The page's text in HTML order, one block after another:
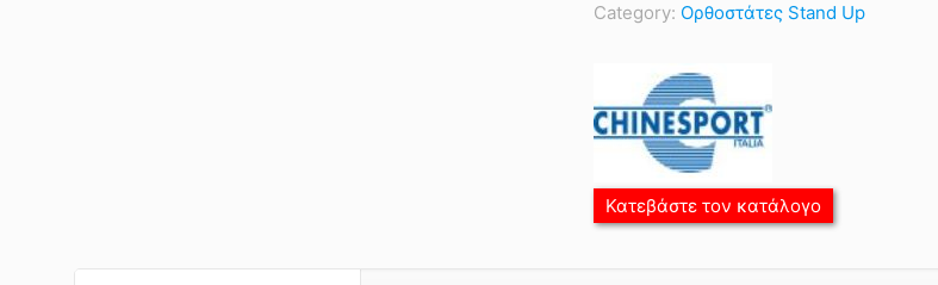
Category: Ορθοστάτες Stand Up
Κατεβάστε τον κατάλογο